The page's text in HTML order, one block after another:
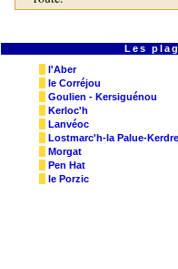
Dès qu'il fit nuit, le bateau
prendre assez facilement.
rejoint par le bateau qui
rendre le filet. Les voiles
passer dans le canot en
hasard un vieux fusil à
premier de ses hommes
mort. Sur cette menace, les
Les gardes-jurés n'ont que
nom du patron. Le
Les
l'Aber
le Corréjou
Goulien - Kersiguénou
Kerloc'h
Lanvéoc
Lostmarc'h-la Palue-
Morgat
Pen Hat
le Porzic